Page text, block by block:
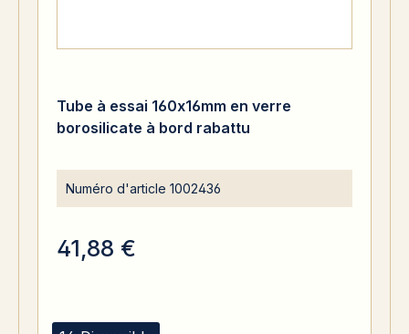
Tube à essai 160x16mm en verre
borosilicate à bord rabattu
Numéro d'article 1002436
41,88 €